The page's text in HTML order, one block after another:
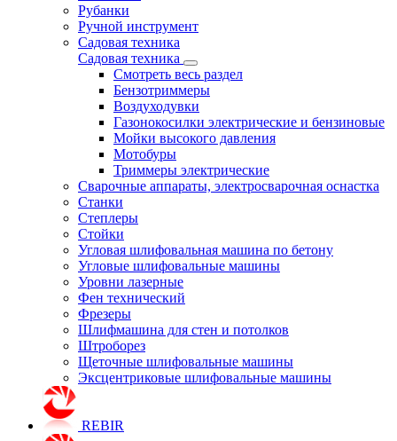
Рубанки
Ручной инструмент
Садовая техника
Садовая техника
Смотреть весь раздел
Бензотриммеры
Воздуходувки
Газонокосилки электрические и бензиновые
Мойки высокого давления
Мотобуры
Триммеры электрические
Сварочные аппараты, электросварочная оснастка
Станки
Степлеры
Стойки
Угловая шлифовальная машина по бетону
Угловые шлифовальные машины
Уровни лазерные
Фен технический
Фрезеры
Шлифмашина для стен и потолков
Штроборез
Щеточные шлифовальные машины
Эксцентриковые шлифовальные машины
REBIR